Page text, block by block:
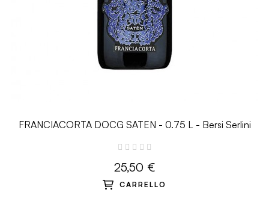
FRANCIACORTA DOCG SATEN - 0.75 L - Bersi Serlini
25,50 €
CARRELLO